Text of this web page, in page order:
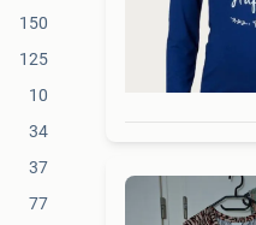
150
125
10
34
37
77